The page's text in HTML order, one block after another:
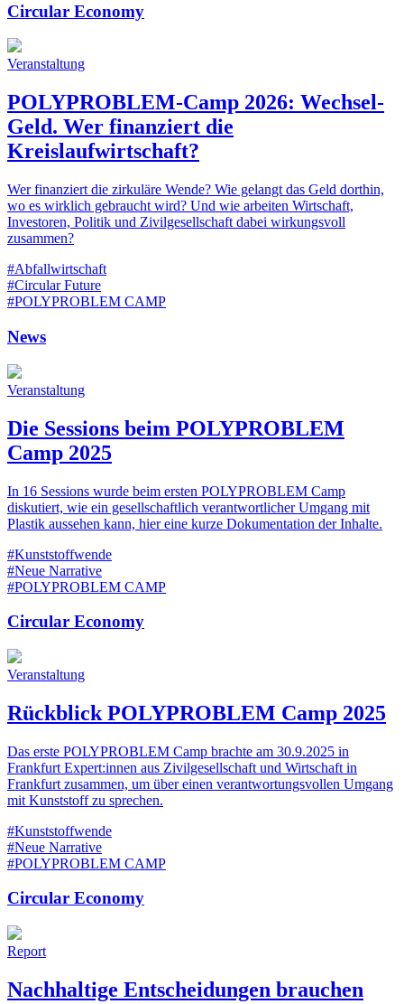
Circular Economy
Veranstaltung
POLYPROBLEM-Camp 2026: Wechsel-
Geld. Wer finanziert die
Kreislaufwirtschaft?
Wer finanziert die zirkuläre Wende? Wie gelangt das Geld dorthin,
wo es wirklich gebraucht wird? Und wie arbeiten Wirtschaft,
Investoren, Politik und Zivilgesellschaft dabei wirkungsvoll
zusammen?
#Abfallwirtschaft
#Circular Future
#POLYPROBLEM CAMP
News
Veranstaltung
Die Sessions beim POLYPROBLEM
Camp 2025
In 16 Sessions wurde beim ersten POLYPROBLEM Camp
diskutiert, wie ein gesellschaftlich verantwortlicher Umgang mit
Plastik aussehen kann, hier eine kurze Dokumentation der Inhalte.
#Kunststoffwende
#Neue Narrative
#POLYPROBLEM CAMP
Circular Economy
Veranstaltung
Rückblick POLYPROBLEM Camp 2025
Das erste POLYPROBLEM Camp brachte am 30.9.2025 in
Frankfurt Expert:innen aus Zivilgesellschaft und Wirtschaft in
Frankfurt zusammen, um über einen verantwortungsvollen Umgang
mit Kunststoff zu sprechen.
#Kunststoffwende
#Neue Narrative
#POLYPROBLEM CAMP
Circular Economy
Report
Nachhaltige Entscheidungen brauchen